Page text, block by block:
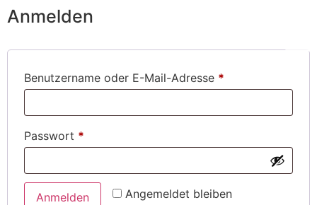
Anmelden
Benutzername oder E-Mail-Adresse *
Passwort *
Angemeldet bleiben
Anmelden